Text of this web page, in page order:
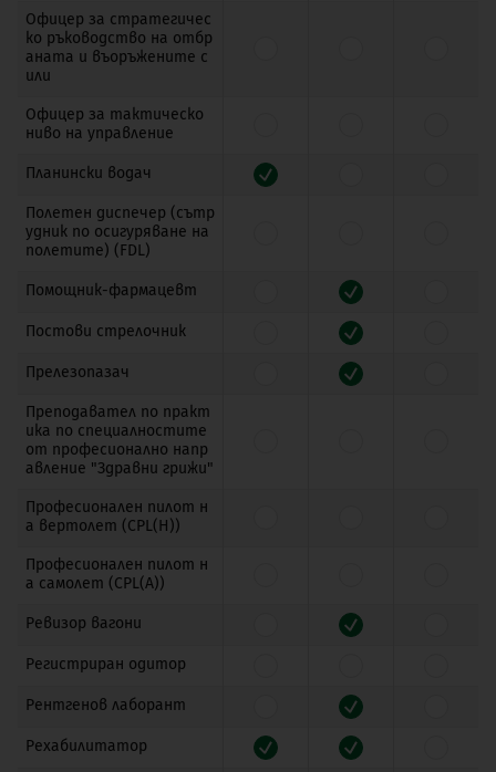
Офицер за стратегичес
ко ръководство на отбр
аната и въоръжените с
или
Офицер за тактическо
ниво на управление
Планински водач
Полетен диспечер (сътр
удник по осигуряване на
полетите) (FDL)
Помощник-фармацевт
Постови стрелочник
Прелезопазач
Преподавател по практ
ика по специалностите
от професионално напр
авление "Здравни грижи"
Професионален пилот н
а вертолет (CPL(H))
Професионален пилот н
а самолет (CPL(A))
Ревизор вагони
Регистриран одитор
Рентгенов лаборант
Рехабилитатор